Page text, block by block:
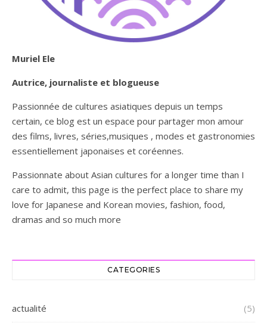
Muriel Ele
Autrice, journaliste et blogueuse
Passionnée de cultures asiatiques depuis un temps
certain, ce blog est un espace pour partager mon amour
des films, livres, séries,musiques , modes et gastronomies
essentiellement japonaises et coréennes.
Passionnate about Asian cultures for a longer time than I
care to admit, this page is the perfect place to share my
love for Japanese and Korean movies, fashion, food,
dramas and so much more
CATEGORIES
actualité (5)